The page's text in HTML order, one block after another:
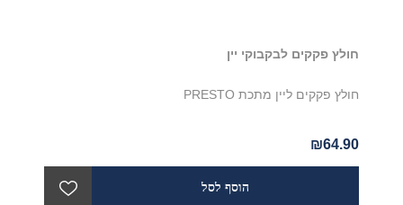
חולץ פקקים לבקבוקי יין
חולץ פקקים ליין מתכת PRESTO
₪64.90